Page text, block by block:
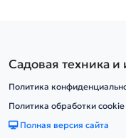
Садовая техника
Политика
Политика обработки cookie
Полная версия сайта